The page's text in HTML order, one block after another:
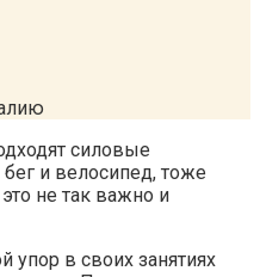
силовые
и велосипед, тоже
не так важно и
упор в своих занятиях